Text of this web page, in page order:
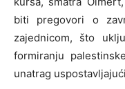
biti pregovori o
zajednicom, što
formiranju
unatrag